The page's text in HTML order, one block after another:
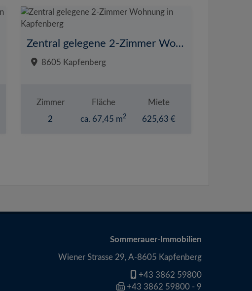
Zentral gelegene 2-Zimmer Wohnung in Kapfenberg
8605 Kapfenberg
Zimmer
2
Fläche
ca. 67,45 m2
Miete
625,63 €
Sommerauer-Immobilien
Wiener Strasse 29, A-8605 Kapfenberg
+43 3862 59800
+43 3862 59800 - 9